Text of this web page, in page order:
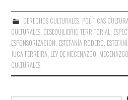
DERECHOS CULTURALES, POLÍTICAS
CULTURALES DESEQUILIBRIO TERRITORIAL
ESPONSORIZACIÓN ESTEFANÍA RODERO
JUCA FERREIRA LEY DE MECENAZGO MECENAZGO
CULTURALES